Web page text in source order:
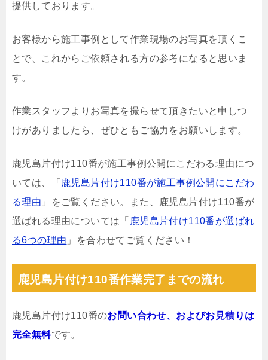
提供しております。
お客様から施工事例として作業現場のお写真を頂くこ
とで、これからご依頼される方の参考になると思いま
す。
作業スタッフよりお写真を撮らせて頂きたいと申しつ
けがありましたら、ぜひともご協力をお願いします。
鹿児島片付け110番が施工事例公開にこだわる理由につ
いては、「 鹿児島片付け110番が施工事例公開にこだわ
る理由 」をご覧ください。また、鹿児島片付け110番が
選ばれる理由については「 鹿児島片付け110番が選ばれ
る6つの理由 」を合わせてご覧ください！
鹿児島片付け110番作業完了までの流れ
鹿児島片付け110番のお問い合わせ、およびお見積りは
完全無料です。